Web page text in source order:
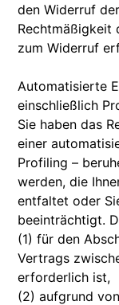
den Widerruf
Rechtmäßigkeit
zum Widerruf
Automatisierte
einschließlich
Sie haben das
einer
Profiling –
werden, die
entfaltet oder
beeinträchtigt.
(1) für den
Vertrags
erforderlich ist,
(2) aufgrund